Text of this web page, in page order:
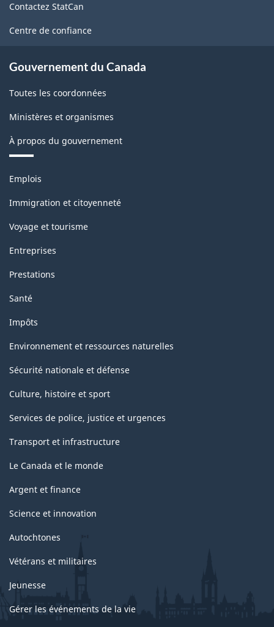
ce
site
Contactez StatCan
Centre de confiance
Gouvernement du Canada
Toutes les coordonnées
Ministères et organismes
À propos du gouvernement
Thèmes
sujets
Emplois
Immigration et citoyenneté
Voyage et tourisme
Entreprises
Prestations
Santé
Impôts
Environnement et ressources naturelles
Sécurité nationale et défense
Culture, histoire et sport
Services de police, justice et urgences
Transport et infrastructure
Le Canada et le monde
Argent et finance
Science et innovation
Autochtones
Vétérans et militaires
Jeunesse
Gérer les événements de la vie